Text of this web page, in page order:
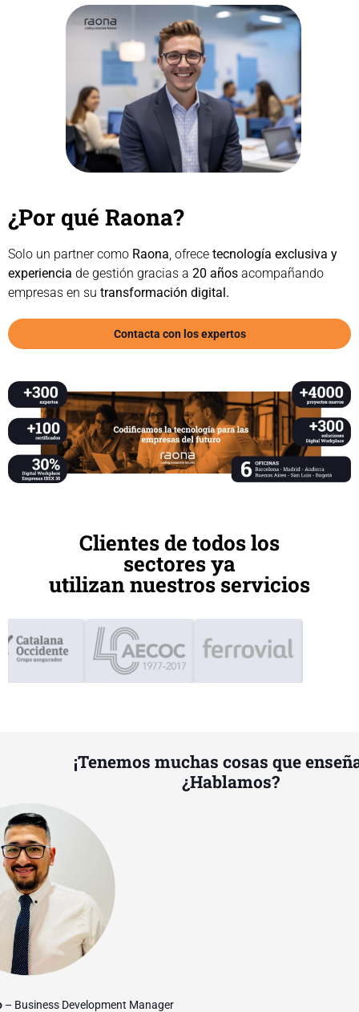
¿Por qué Raona?
Solo un partner como Raona, ofrece tecnología exclusiva y
experiencia de gestión gracias a 20 años acompañando
empresas en su transformación digital.
Contacta con los expertos
Clientes de todos los
sectores ya
utilizan nuestros servicios
¡Tenemos muchas cosas que
¿Hablamos?
– Business Development Manager